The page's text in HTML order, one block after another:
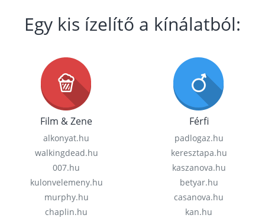
Egy kis ízelítő a kínálatból:
Film & Zene
alkonyat.hu
walkingdead.hu
007.hu
kulonvelemeny.hu
murphy.hu
chaplin.hu
Férfi
padlogaz.hu
keresztapa.hu
kaszanova.hu
betyar.hu
casanova.hu
kan.hu